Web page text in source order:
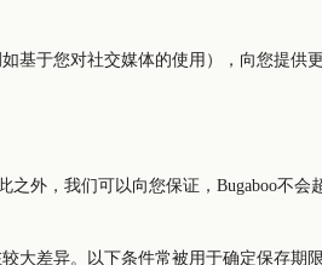
基于您对社交媒体的使用），向您提供
外，我们可以向您保证，Bugaboo不
大差异。以下条件常被用于确定保存